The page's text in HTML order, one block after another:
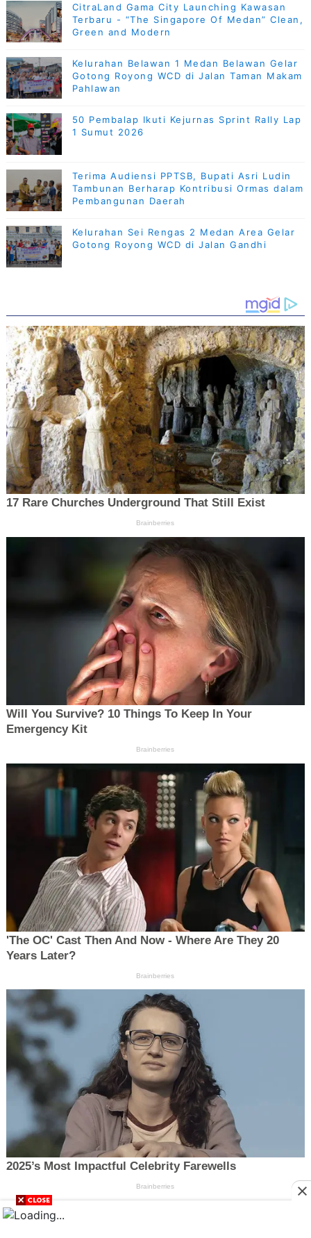
CitraLand Gama City Launching Kawasan
Terbaru - “The Singapore Of Medan” Clean,
Green and Modern
Kelurahan Belawan 1 Medan Belawan Gelar
Gotong Royong WCD di Jalan Taman Makam
Pahlawan
50 Pembalap Ikuti Kejurnas Sprint Rally Lap
1 Sumut 2026
Terima Audiensi PPTSB, Bupati Asri Ludin
Tambunan Berharap Kontribusi Ormas dalam
Pembangunan Daerah
Kelurahan Sei Rengas 2 Medan Area Gelar
Gotong Royong WCD di Jalan Gandhi